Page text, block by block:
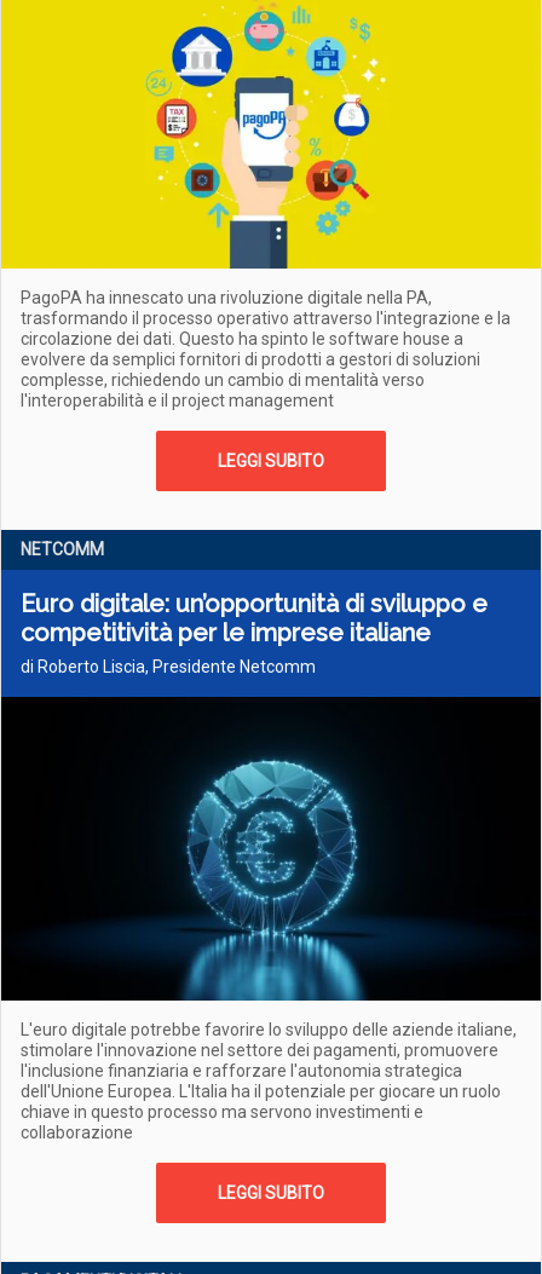
PagoPA ha innescato una rivoluzione digitale nella PA,
trasformando il processo operativo attraverso l'integrazione e la
circolazione dei dati. Questo ha spinto le software house a
evolvere da semplici fornitori di prodotti a gestori di soluzioni
complesse, richiedendo un cambio di mentalità verso
l'interoperabilità e il project management
LEGGI SUBITO
NETCOMM
Euro digitale: un’opportunità di sviluppo e
competitività per le imprese italiane
di Roberto Liscia, Presidente Netcomm
L'euro digitale potrebbe favorire lo sviluppo delle aziende italiane,
stimolare l'innovazione nel settore dei pagamenti, promuovere
l'inclusione finanziaria e rafforzare l'autonomia strategica
dell'Unione Europea. L'Italia ha il potenziale per giocare un ruolo
chiave in questo processo ma servono investimenti e
collaborazione
LEGGI SUBITO